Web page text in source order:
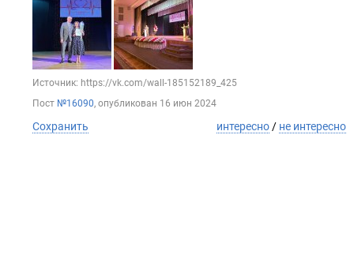
Источник: https://vk.com/wall-185152189_425
Пост №16090, опубликован 16 июн 2024
Сохранить интересно / не интересно